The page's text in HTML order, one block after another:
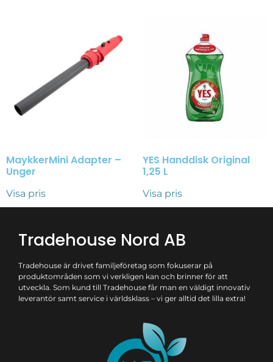
MaykkerMini Adapter –
Unger
Visa pris
YES Handdisk Original
1,25 L
Visa pris
Tradehouse Nord AB
Tradehouse är drivet familjeföretag som fokuserar på
produktområden som vi verkligen kan och brinner för att
utveckla. Som kund till Tradehouse får man en väldigt innovativ
leverantör samt service i världsklass – vi ger alltid det lilla extra!